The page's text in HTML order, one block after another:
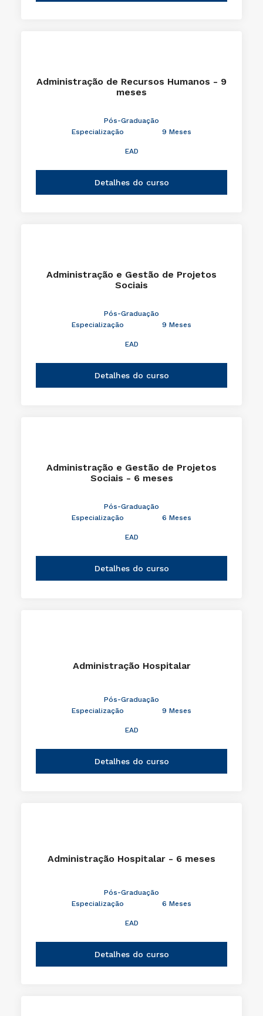
Administração de Recursos Humanos - 9
meses
Pós-Graduação
Especialização
9 Meses
EAD
Detalhes do curso
Administração e Gestão de Projetos
Sociais
Pós-Graduação
Especialização
9 Meses
EAD
Detalhes do curso
Administração e Gestão de Projetos
Sociais - 6 meses
Pós-Graduação
Especialização
6 Meses
EAD
Detalhes do curso
Administração Hospitalar
Pós-Graduação
Especialização
9 Meses
EAD
Detalhes do curso
Administração Hospitalar - 6 meses
Pós-Graduação
Especialização
6 Meses
EAD
Detalhes do curso